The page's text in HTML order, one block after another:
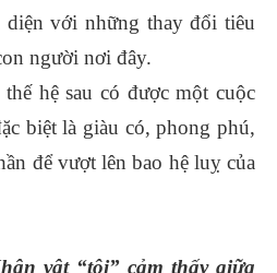
với những thay đổi tiêu
người nơi đây.
hệ sau có được một cuộc
biệt là giàu có, phong phú,
để vượt lên bao hệ luỵ của
vật “tôi” cảm thấy giữa